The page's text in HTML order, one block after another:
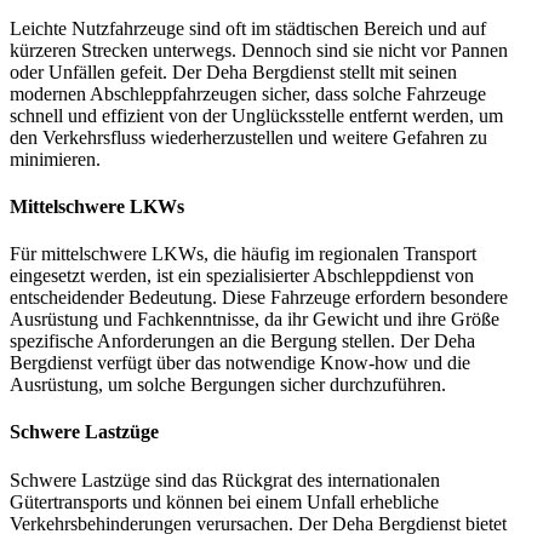
Leichte Nutzfahrzeuge sind oft im städtischen Bereich und auf
kürzeren Strecken unterwegs. Dennoch sind sie nicht vor Pannen
oder Unfällen gefeit. Der Deha Bergdienst stellt mit seinen
modernen Abschleppfahrzeugen sicher, dass solche Fahrzeuge
schnell und effizient von der Unglücksstelle entfernt werden, um
den Verkehrsfluss wiederherzustellen und weitere Gefahren zu
minimieren.
Mittelschwere LKWs
Für mittelschwere LKWs, die häufig im regionalen Transport
eingesetzt werden, ist ein spezialisierter Abschleppdienst von
entscheidender Bedeutung. Diese Fahrzeuge erfordern besondere
Ausrüstung und Fachkenntnisse, da ihr Gewicht und ihre Größe
spezifische Anforderungen an die Bergung stellen. Der Deha
Bergdienst verfügt über das notwendige Know-how und die
Ausrüstung, um solche Bergungen sicher durchzuführen.
Schwere Lastzüge
Schwere Lastzüge sind das Rückgrat des internationalen
Gütertransports und können bei einem Unfall erhebliche
Verkehrsbehinderungen verursachen. Der Deha Bergdienst bietet